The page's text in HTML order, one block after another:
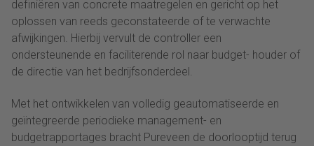
definiëren van concrete maatregelen en gericht op het
oplossen van reeds geconstateerde of te verwachte
afwijkingen. Hierbij vervult de controller een
ondersteunende en faciliterende rol naar budget- houder of
de directie van het bedrijfsonderdeel.
Met het ontwikkelen van volledig geautomatiseerde en
geïntegreerde periodieke management- en
budgetrapportages bracht Pureveen de doorlooptijd terug